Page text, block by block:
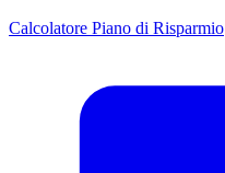
Calcolatore Piano di Risparmio